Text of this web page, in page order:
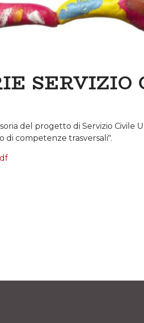
SERVIZIO
del progetto di Servizio Civile
di competenze trasversali".